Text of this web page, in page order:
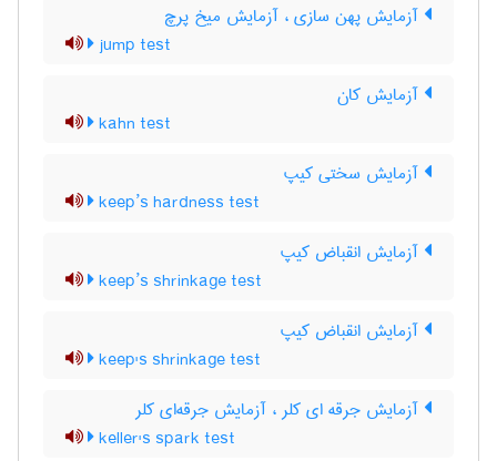
آزمایش پهن سازی ، آزمایش میخ پرچ
jump test
آزمایش کان
kahn test
آزمایش سختی کیپ
keep’s hardness test
آزمایش انقباض کیپ
keep’s shrinkage test
آزمایش انقباض کیپ
keep's shrinkage test
آزمایش جرقه ای کلر ، آزمایش جرقه‌ای کلر
keller's spark test